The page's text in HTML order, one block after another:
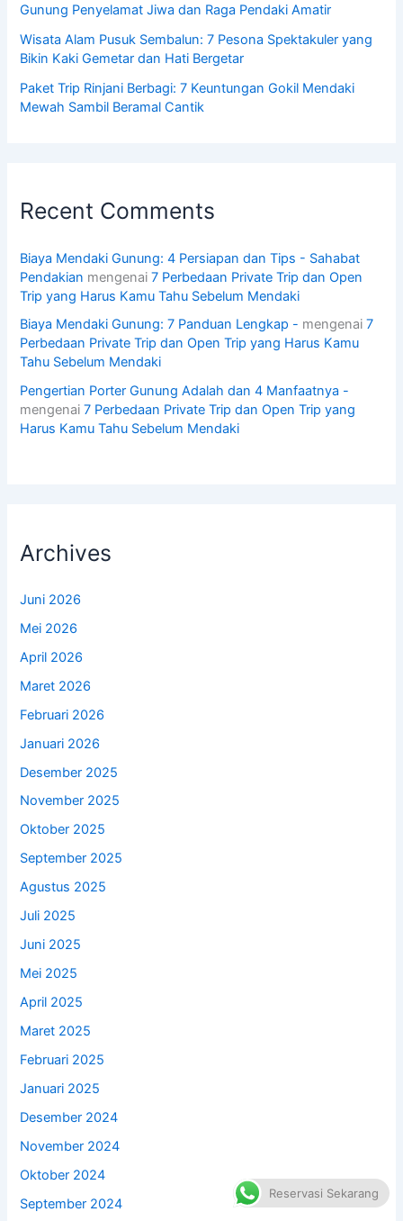
Gunung Penyelamat Jiwa dan Raga Pendaki Amatir
Wisata Alam Pusuk Sembalun: 7 Pesona Spektakuler yang
Bikin Kaki Gemetar dan Hati Bergetar
Paket Trip Rinjani Berbagi: 7 Keuntungan Gokil Mendaki
Mewah Sambil Beramal Cantik
Recent Comments
Biaya Mendaki Gunung: 4 Persiapan dan Tips - Sahabat
Pendakian mengenai7 Perbedaan Private Trip dan Open
Trip yang Harus Kamu Tahu Sebelum Mendaki
Biaya Mendaki Gunung: 7 Panduan Lengkap - mengenai7
Perbedaan Private Trip dan Open Trip yang Harus Kamu
Tahu Sebelum Mendaki
Pengertian Porter Gunung Adalah dan 4 Manfaatnya -
mengenai7 Perbedaan Private Trip dan Open Trip yang
Harus Kamu Tahu Sebelum Mendaki
Archives
Juni 2026
Mei 2026
April 2026
Maret 2026
Februari 2026
Januari 2026
Desember 2025
November 2025
Oktober 2025
September 2025
Agustus 2025
Juli 2025
Juni 2025
Mei 2025
April 2025
Maret 2025
Februari 2025
Januari 2025
Desember 2024
November 2024
Oktober 2024
September 2024
Reservasi Sekarang